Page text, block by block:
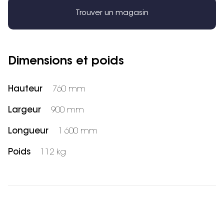
Trouver un magasin
Dimensions et poids
Hauteur 760 mm
Largeur 900 mm
Longueur 1 600 mm
Poids 112 kg